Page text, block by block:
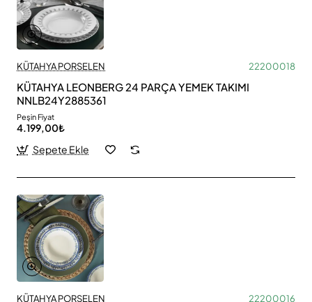
KÜTAHYA PORSELEN 22200018
KÜTAHYA LEONBERG 24 PARÇA YEMEK TAKIMI
NNLB24Y2885361
Peşin Fiyat
4.199,00₺
Sepete Ekle
KÜTAHYA PORSELEN 22200016